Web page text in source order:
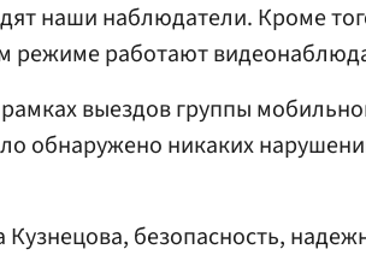
наши наблюдатели. Кроме
режиме работают
выездов группы
обнаружено никаких
безопасность,